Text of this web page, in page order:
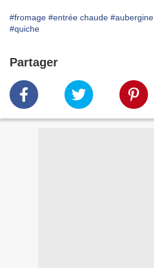
#fromage #entrée chaude #aubergine
#quiche
Partager